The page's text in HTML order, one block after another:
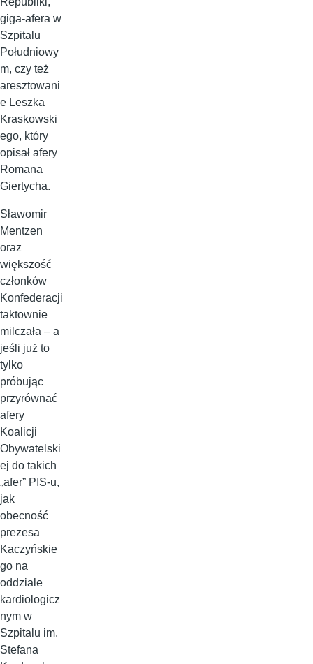
giga-afera w
Szpitalu
Południowy
m, czy też
aresztowani
e Leszka
Kraskowski
ego, który
opisał afery
Romana
Giertycha.
Sławomir
Mentzen
oraz
większość
członków
Konfederacji
taktownie
milczała – a
jeśli już to
tylko
próbując
przyrównać
afery
Koalicji
Obywatelski
ej do takich
„afer” PIS-u,
jak
obecność
prezesa
Kaczyńskie
go na
oddziale
kardiologicz
nym w
Szpitalu im.
Stefana